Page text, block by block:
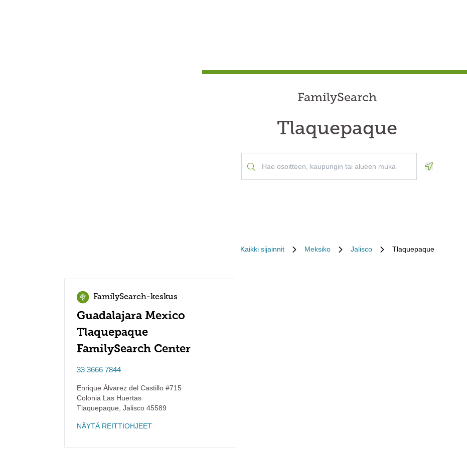
FamilySearch
Tlaquepaque
Kaikki sijainnit Meksiko Jalisco Tlaquepaque
FamilySearch-keskus
Guadalajara Mexico
Tlaquepaque
FamilySearch Center
33 3666 7844
Enrique Álvarez del Castillo #715
Colonia Las Huertas
Tlaquepaque Jalisco 45589
NÄYTÄ REITTIOHJEET